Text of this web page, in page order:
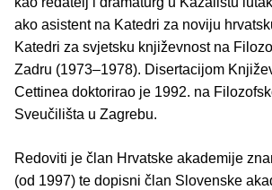
ako asistent na Katedri za noviju
Katedri za svjetsku književnost na
Zadru (1973‒1978). Disertacijom
Cettinea doktorirao je 1992. na
Sveučilišta u Zagrebu.
Redoviti je član Hrvatske akademije
(od 1997) te dopisni član Slovenske